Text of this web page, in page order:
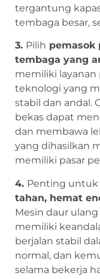
tergantung
tembaga besar,
3. Pilih pemasok
tembaga yang
memiliki layanan
teknologi yang
stabil dan andal.
bekas dapat
dan membawa
yang dihasilkan
memiliki pasar
4. Penting
tahan, hemat
Mesin daur
memiliki
berjalan stabil
normal, dan
selama bekerja